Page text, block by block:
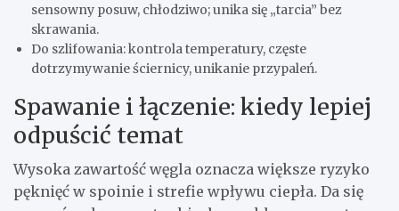
sensowny posuw, chłodziwo; unika się „tarcia” bez
skrawania.
Do szlifowania: kontrola temperatury, częste
dotrzymywanie ściernicy, unikanie przypaleń.
Spawanie i łączenie: kiedy lepiej
odpuścić temat
Wysoka zawartość węgla oznacza większe ryzyko
pęknięć w spoinie i strefie wpływu ciepła. Da się